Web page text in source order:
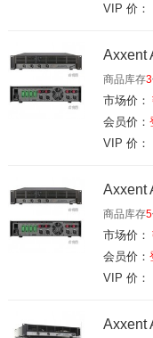
VIP 价：
Axxent
商品库存3
市场价：
会员价：
VIP 价：
Axxent
商品库存5
市场价：
会员价：
VIP 价：
Axxent